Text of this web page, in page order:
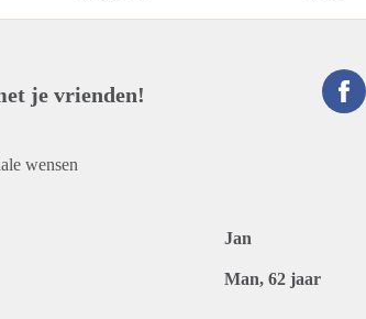
je vrienden!
wensen
Jan
Man, 62 jaar